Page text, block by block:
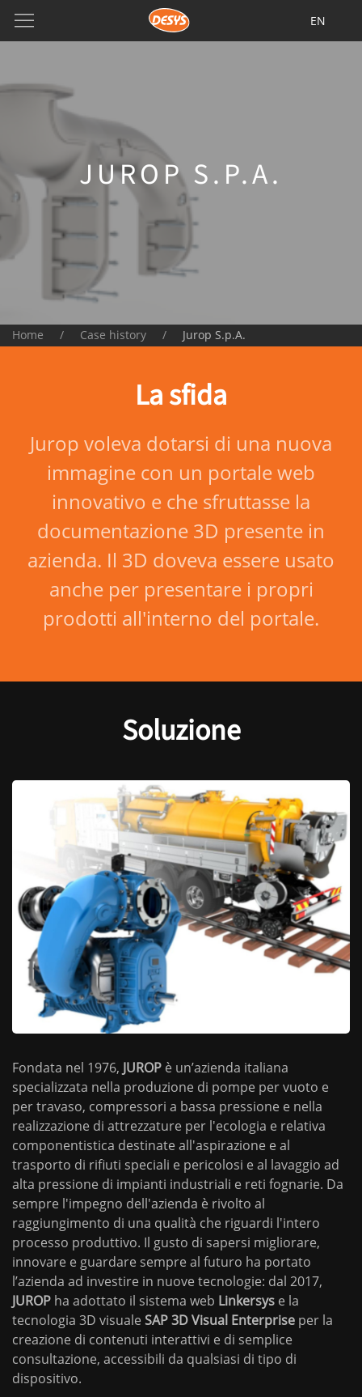
EN
JUROP S.P.A.
Home Case history Jurop S.p.A.
La sfida
Jurop voleva dotarsi di una nuova
immagine con un portale web
innovativo e che sfruttasse la
documentazione 3D presente in
azienda. Il 3D doveva essere usato
anche per presentare i propri
prodotti all'interno del portale.
Soluzione
Fondata nel 1976, JUROP è un’azienda italiana
specializzata nella produzione di pompe per vuoto e
per travaso, compressori a bassa pressione e nella
realizzazione di attrezzature per l'ecologia e relativa
componentistica destinate all'aspirazione e al
trasporto di rifiuti speciali e pericolosi e al lavaggio ad
alta pressione di impianti industriali e reti fognarie. Da
sempre l'impegno dell'azienda è rivolto al
raggiungimento di una qualità che riguardi l'intero
processo produttivo. Il gusto di sapersi migliorare,
innovare e guardare sempre al futuro ha portato
l’azienda ad investire in nuove tecnologie: dal 2017,
JUROP ha adottato il sistema web Linkersys e la
tecnologia 3D visuale SAP3DVisual Enterprise per la
creazione di contenuti interattivi e di semplice
consultazione, accessibili da qualsiasi di tipo di
dispositivo.